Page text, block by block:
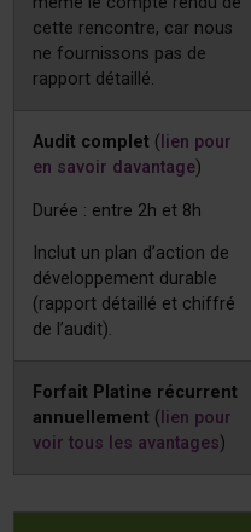
cette rencontre, car nous
ne fournissons pas de
rapport détaillé.
Audit complet ( lien pour
en savoir davantage)
Durée : entre 2h et 8h
Inclut un plan d’action de
développement durable
(rapport détaillé et chiffré
de l’audit).
Forfait Platine récurrent
annuellement ( lien pour
voir tous les avantages)